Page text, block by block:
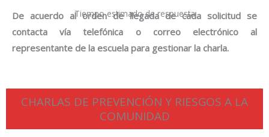
Tiempo estimado de respuesta
De acuerdo al orden de llegada de cada solicitud se
contacta vía telefónica o correo electrónico al
representante de la escuela para gestionar la charla.
CHARLAS DE PREVENCIÓN Y RIESGOS A LA
COMUNIDAD